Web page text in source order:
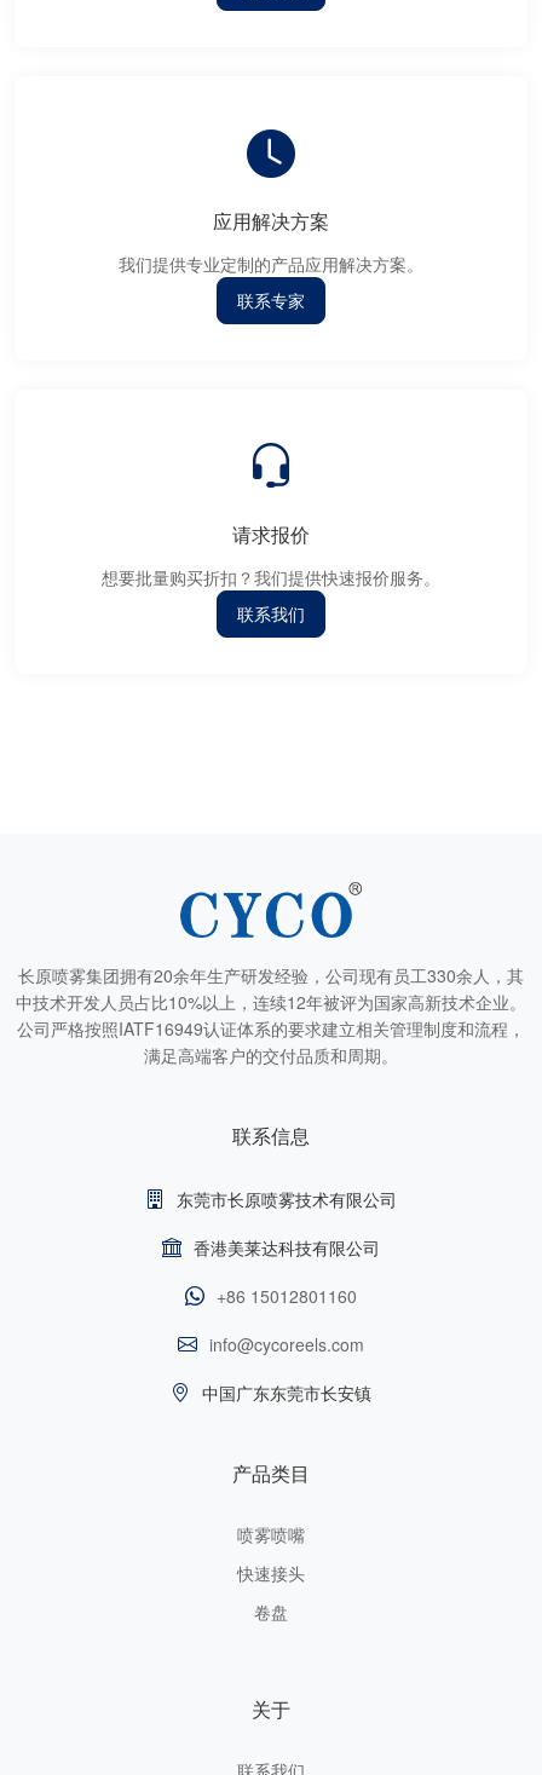
应用解决方案
我们提供专业定制的产品应用解决方案。
联系专家
请求报价
想要批量购买折扣？我们提供快速报价服务。
联系我们
长原喷雾集团拥有20余年生产研发经验，公司现有员工330余人，其
中技术开发人员占比10%以上，连续12年被评为国家高新技术企业。
公司严格按照IATF16949认证体系的要求建立相关管理制度和流程，
满足高端客户的交付品质和周期。
联系信息
东莞市长原喷雾技术有限公司
香港美莱达科技有限公司
+86 15012801160
info@cycoreels.com
中国广东东莞市长安镇
产品类目
喷雾喷嘴
快速接头
卷盘
关于
联系我们